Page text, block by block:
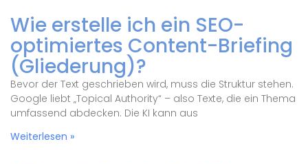
Wie erstelle ich ein SEO-
optimiertes Content-Briefing
(Gliederung)?
Bevor der Text geschrieben wird, muss die Struktur stehen.
Google liebt „Topical Authority“ – also Texte, die ein Thema
umfassend abdecken. Die KI kann aus
Weiterlesen »